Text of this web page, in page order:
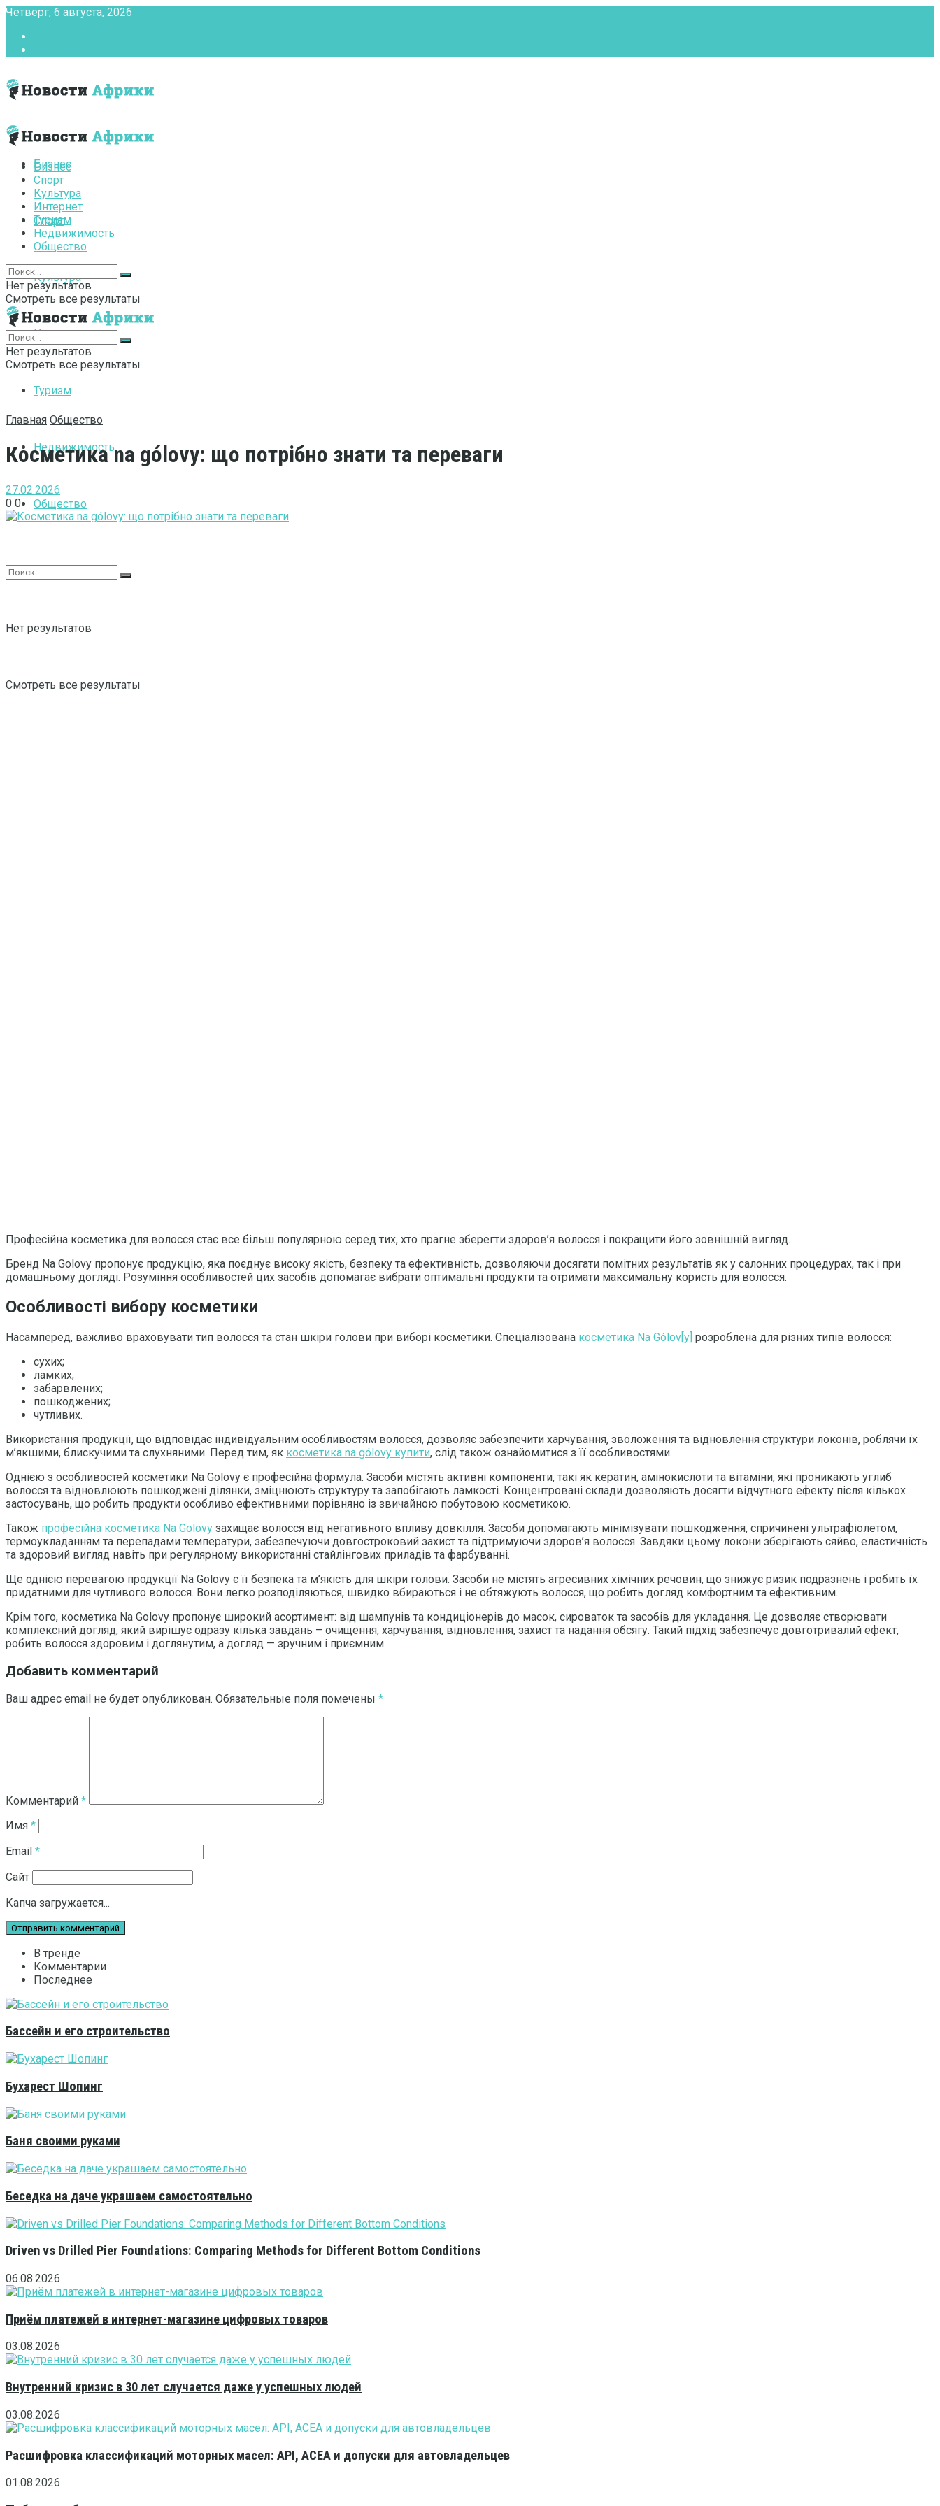
Четверг, 6 августа, 2026
Бизнес
Спорт
Культура
Интернет
Туризм
Недвижимость
Общество
Нет результатов
Смотреть все результаты
Бизнес
Спорт
Культура
Интернет
Туризм
Недвижимость
Общество
Нет результатов
Смотреть все результаты
Нет результатов
Смотреть все результаты
Главная Общество
Косметика na gólovy: що потрібно знати та переваги
27.02.2026
0 0
Професійна косметика для волосся стає все більш популярною серед тих, хто прагне зберегти здоров’я волосся і покращити його зовнішній вигляд.
Бренд Na Golovy пропонує продукцію, яка поєднує високу якість, безпеку та ефективність, дозволяючи досягати помітних результатів як у салонних процедурах, так і при
домашньому догляді. Розуміння особливостей цих засобів допомагає вибрати оптимальні продукти та отримати максимальну користь для волосся.
Особливості вибору косметики
Насамперед, важливо враховувати тип волосся та стан шкіри голови при виборі косметики. Спеціалізована косметика Na Gólov[y] розроблена для різних типів волосся:
сухих;
ламких;
забарвлених;
пошкоджених;
чутливих.
Використання продукції, що відповідає індивідуальним особливостям волосся, дозволяє забезпечити харчування, зволоження та відновлення структури локонів, роблячи їх
м’якшими, блискучими та слухняними. Перед тим, як косметика na gólovy купити, слід також ознайомитися з її особливостями.
Однією з особливостей косметики Na Golovy є професійна формула. Засоби містять активні компоненти, такі як кератин, амінокислоти та вітаміни, які проникають углиб
волосся та відновлюють пошкоджені ділянки, зміцнюють структуру та запобігають ламкості. Концентровані склади дозволяють досягти відчутного ефекту після кількох
застосувань, що робить продукти особливо ефективними порівняно із звичайною побутовою косметикою.
Також професійна косметика Na Golovy захищає волосся від негативного впливу довкілля. Засоби допомагають мінімізувати пошкодження, спричинені ультрафіолетом,
термоукладанням та перепадами температури, забезпечуючи довгостроковий захист та підтримуючи здоров’я волосся. Завдяки цьому локони зберігають сяйво, еластичність
та здоровий вигляд навіть при регулярному використанні стайлінгових приладів та фарбуванні.
Ще однією перевагою продукції Na Golovy є її безпека та м’якість для шкіри голови. Засоби не містять агресивних хімічних речовин, що знижує ризик подразнень і робить їх
придатними для чутливого волосся. Вони легко розподіляються, швидко вбираються і не обтяжують волосся, що робить догляд комфортним та ефективним.
Крім того, косметика Na Golovy пропонує широкий асортимент: від шампунів та кондиціонерів до масок, сироваток та засобів для укладання. Це дозволяє створювати
комплексний догляд, який вирішує одразу кілька завдань – очищення, харчування, відновлення, захист та надання обсягу. Такий підхід забезпечує довготривалий ефект,
робить волосся здоровим і доглянутим, а догляд — зручним і приємним.
Добавить комментарий
Ваш адрес email не будет опубликован. Обязательные поля помечены *
Комментарий *
Имя *
Email *
Сайт
Капча загружается...
В тренде
Комментарии
Последнее
Бассейн и его строительство
Бухарест Шопинг
Баня своими руками
Беседка на даче украшаем самостоятельно
Driven vs Drilled Pier Foundations: Comparing Methods for Different Bottom Conditions
06.08.2026
Приём платежей в интернет-магазине цифровых товаров
03.08.2026
Внутренний кризис в 30 лет случается даже у успешных людей
03.08.2026
Расшифровка классификаций моторных масел: API, ACEA и допуски для автовладельцев
01.08.2026